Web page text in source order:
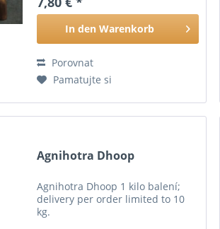
In den Warenkorb
Porovnat
Pamatujte si
Agnihotra Dhoop
Agnihotra Dhoop 1 kilo balení;
delivery per order limited to 10
kg.